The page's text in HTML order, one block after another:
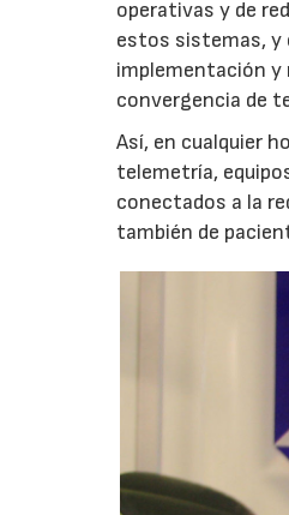
operativas y de
estos sistemas, y
implementación y
convergencia de
Así, en cualquier
telemetría,
conectados a la
también de